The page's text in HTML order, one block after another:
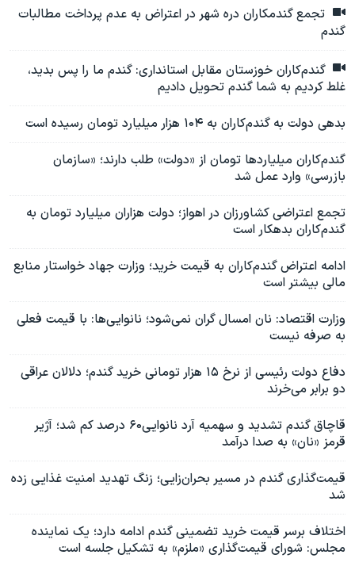
تجمع گندمکاران دره شهر در اعتراض به عدم پرداخت مطالبات
گندم
گندم‌کاران خوزستان مقابل استانداری: گندم ما را پس بدید،
غلط کردیم به شما گندم تحویل دادیم
بدهی دولت به گندم‌کاران به ۱۰۴ هزار میلیارد تومان رسیده است
گندم‌کاران میلیاردها تومان از «دولت» طلب دارند؛ «سازمان
بازرسی» وارد عمل شد
تجمع اعتراضی کشاورزان در اهواز؛ دولت هزاران میلیارد تومان به
گندم‌کاران بدهکار است
ادامه اعتراض گندم‌کاران به قیمت خرید؛ وزارت جهاد خواستار منابع
مالی بیشتر است
وزارت اقتصاد: نان امسال گران نمی‌شود؛ نانوایی‌ها: با قیمت فعلی
به صرفه نیست
دفاع دولت رئیسی از نرخ ۱۵ هزار تومانی خرید گندم؛ دلالان عراقی
دو برابر می‌خرند
قاچاق گندم تشدید و سهمیه آرد نانوایی۶۰ درصد کم شد؛ آژیر
قرمز «نان» به صدا درآمد
قیمت‌گذاری گندم در مسیر بحران‌زایی؛ زنگ تهدید امنیت غذایی زده
شد
اختلاف برسر قیمت خرید تضمینی گندم ادامه دارد؛ یک نماینده
مجلس: شورای قیمت‌گذاری «ملزم» به تشکیل جلسه است